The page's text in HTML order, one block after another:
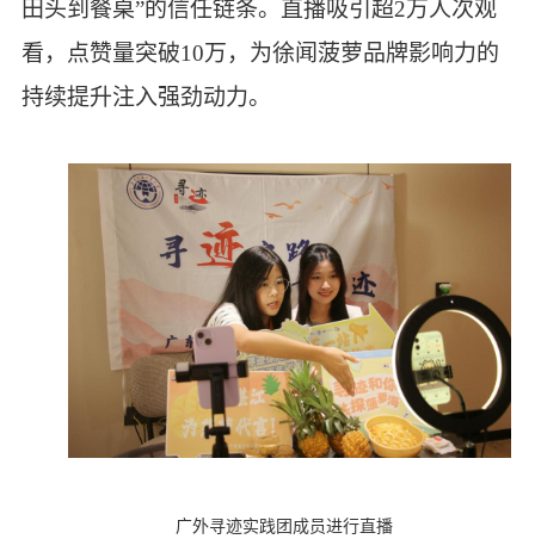
田头到餐桌”的信任链条。直播吸引超2万人次观
看，点赞量突破10万，为徐闻菠萝品牌影响力的
持续提升注入强劲动力。
广外寻迹实践团成员进行直播